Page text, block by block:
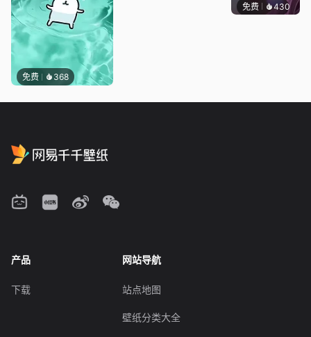
免费 368
免费 430辰东
产品
下载
网站导航
站点地图
壁纸分类大全